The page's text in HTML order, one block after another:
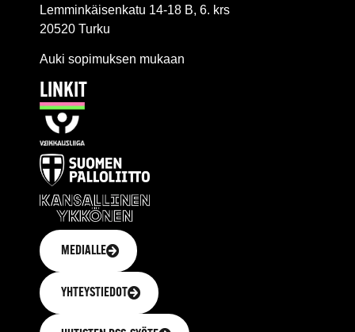
Lemminkäisenkatu 14-18 B, 6. krs
20520 Turku
Auki sopimuksen mukaan
LINKIT
MEDIALLE
YHTEYSTIEDOT